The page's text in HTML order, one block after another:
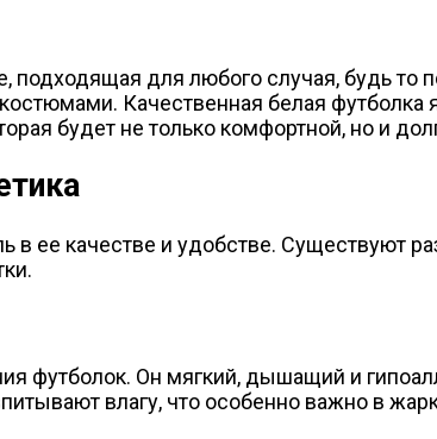
подходящая для любого случая, будь
Качественная белая футболка
будет не только комфортной, но и
ее качестве и удобстве. Существуют
футболок. Он мягкий, дышащий и
влагу, что особенно важно в